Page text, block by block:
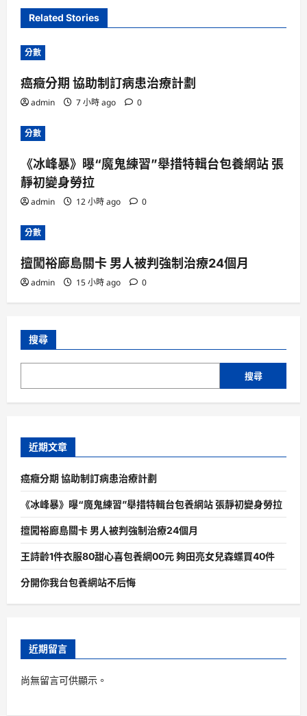
Related Stories
分數
癌癥分期 協助制訂病患治療計劃
admin 7 小時 ago 0
分數
《冰峰暴》曝“魔鬼練習”舉措特輯台包養網站 張
靜初變身勞拉
admin 12 小時 ago 0
分數
擅闖裕廊島關卡 男人被判強制治療24個月
admin 15 小時 ago 0
搜尋
搜尋
近期文章
癌癥分期 協助制訂病患治療計劃
《冰峰暴》曝“魔鬼練習”舉措特輯台包養網站 張靜初變身勞拉
擅闖裕廊島關卡 男人被判強制治療24個月
王詩齡1件衣服80甜心喜包養網00元 夠田亮女兒森蝶買40件
分開你我台包養網站不后悔
近期留言
尚無留言可供顯示。